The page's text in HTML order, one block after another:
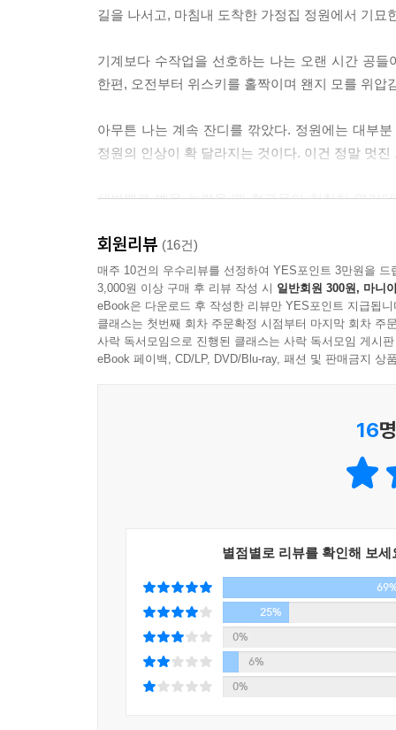
길을 나서고, 마침내 도착한 가정집 정원에서 기
기계보다 수작업을 선호하는 나는 오랜 시간 공
한편, 오전부터 위스키를 홀짝이며 왠지 모를 위압
아무튼 나는 계속 잔디를 깎았다. 정원에는 대부
정원의 인상이 확 달라지는 것이다. 이건 정말 멋
세번째로 벨을 눌렀을 때 현관문이 천천히 열리
단정했다. 하긴 단정하다고 한들 남들에게 호감
없을 듯한 고집스러움이 엿보였다. (본문 38p)
내리쬐는 태양빛, 시원한 아이스커피와 라디오
마친다. 여자친구 때문에 마음은 복잡했지만
들어오라고 권하고 나는 미심쩍지만 일단 그
회원리뷰 (16건)
매주 10건의 우수리뷰를 선정하여 YES포인트 3만원을 드
3,000원 이상 구매 후 리뷰 작성 시 일반회원 300원, 마니
eBook은 다운로드 후 작성한 리뷰만 YES포인트 지급됩니
클래스는 첫번째 회차 주문확정 시점부터 마지막 회차 주
사락 독서모임으로 진행된 클래스는 사락 독서모임 게시
eBook 페이백, CD/LP, DVD/Blu-ray, 패션 및 판매금지 상
16
별점별로 리뷰를 확인해 보세
25%
0%
6%
0%